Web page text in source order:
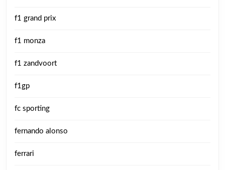
f1 grand prix
f1 monza
f1 zandvoort
f1gp
fc sporting
fernando alonso
ferrari